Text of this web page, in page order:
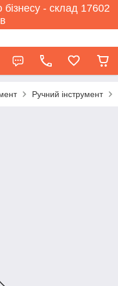
- склад 17602
Ручний інструмент